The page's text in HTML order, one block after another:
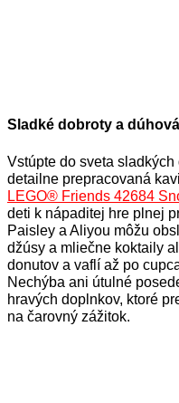
Sladké dobroty a
Vstúpte do sveta
detailne prepracovaná
LEGO® Friends 42684
deti k nápaditej hre plnej
Paisley a Aliyou môžu
džúsy a mliečne koktaily
donutov a vaflí až po
Nechýba ani útulné
hravých doplnkov, ktoré
na čarovný zážitok.